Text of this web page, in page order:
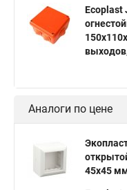
Ecoplast
Аналоги по цене
45х45